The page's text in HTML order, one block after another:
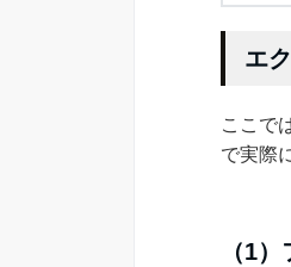
エ
ここで
で実際
（1